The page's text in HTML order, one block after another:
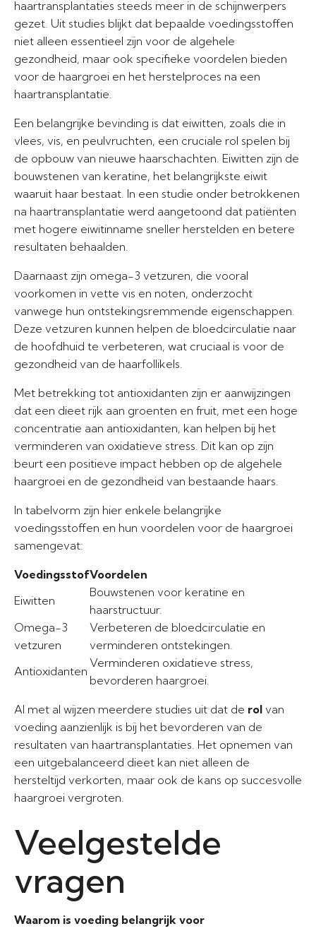
haartransplantaties steeds meer in de schijnwerpers
gezet. Uit studies blijkt dat bepaalde voedingsstoffen
niet alleen essentieel zijn voor de algehele
gezondheid, maar ook specifieke voordelen bieden
voor de haargroei en het herstelproces na een
haartransplantatie.
Een belangrijke bevinding is dat eiwitten, zoals die in
vlees, vis, en peulvruchten, een cruciale rol spelen bij
de opbouw van nieuwe haarschachten. Eiwitten zijn de
bouwstenen van keratine, het belangrijkste eiwit
waaruit haar bestaat. In een studie onder betrokkenen
na haartransplantatie werd aangetoond dat patiënten
met hogere eiwitinname sneller herstelden en betere
resultaten behaalden.
Daarnaast zijn omega-3 vetzuren, die vooral
voorkomen in vette vis en noten, onderzocht
vanwege hun ontstekingsremmende eigenschappen.
Deze vetzuren kunnen helpen de bloedcirculatie naar
de hoofdhuid te verbeteren, wat cruciaal is voor de
gezondheid van de haarfollikels.
Met betrekking tot antioxidanten zijn er aanwijzingen
dat een dieet rijk aan groenten en fruit, met een hoge
concentratie aan antioxidanten, kan helpen bij het
verminderen van oxidatieve stress. Dit kan op zijn
beurt een positieve impact hebben op de algehele
haargroei en de gezondheid van bestaande haars.
In tabelvorm zijn hier enkele belangrijke
voedingsstoffen en hun voordelen voor de haargroei
samengevat:
VoedingsstofVoordelen
Eiwitten
Bouwstenen voor keratine en
haarstructuur.
Omega-3
vetzuren
Verbeteren de bloedcirculatie en
verminderen ontstekingen.
Antioxidanten
Verminderen oxidatieve stress,
bevorderen haargroei.
Al met al wijzen meerdere studies uit dat de rol van
voeding aanzienlijk is bij het bevorderen van de
resultaten van haartransplantaties. Het opnemen van
een uitgebalanceerd dieet kan niet alleen de
hersteltijd verkorten, maar ook de kans op succesvolle
haargroei vergroten.
Veelgestelde
vragen
Waarom is voeding belangrijk voor